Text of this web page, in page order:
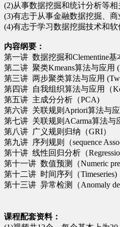
(2)从事数据挖掘和统计分析等相
(3)有志于从事金融数据挖掘、
(4)有志于学习数据挖掘技术和软
内容纲要：
第一讲 数据挖掘和Clementine基
第二讲 聚类Kmeans算法与应用
第三讲 两步聚类算法与应用
第四讲 自我组织算法与应用（
第五讲 主成分分析（PCA)
第六讲 关联规则 Apriori算法与
第七讲 关联规则 ACarma算法与
第八讲 广义规则归纳（GRI）
第九讲 序列规则（sequence
第十讲 线性回归分析（
第十一讲 数值预测（Numeric
第十二讲 时间序列（Timeseries)
第十三讲 异常检测（Anomaly
课程配套资料：